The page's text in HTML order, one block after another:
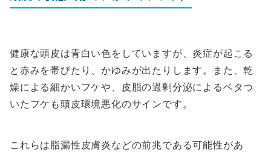
健康な頭皮は青白い色をしていますが、炎症が起こる
と赤みを帯びたり、かゆみが出たりします。また、乾
燥による細かいフケや、皮脂の過剰分泌によるベタつ
いたフケも頭皮環境悪化のサインです。
これらは脂漏性皮膚炎などの前兆である可能性があ